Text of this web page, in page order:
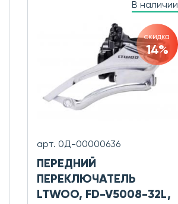
В наличии
скидка
14%
арт. 0Д-00000636
ПЕРЕДНИЙ
ПЕРЕКЛЮЧАТЕЛЬ
LTWOO, FD-V5008-32L,